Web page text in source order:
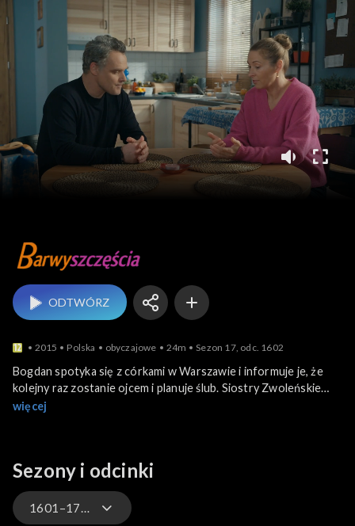
Barwy szczęścia
ODTWÓRZ
2015 Polska obyczajowe 24m Sezon 17, odc. 1602
Bogdan spotyka się z córkami w Warszawie i informuje je, że
kolejny raz zostanie ojcem i planuje ślub. Siostry Zwoleńskie
martwią się, jak te nowiny przyjmie ich matka...
więcej
Sezony i odcinki
1601–1700